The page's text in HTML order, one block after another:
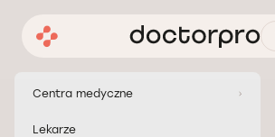
Centra medyczne
Lekarze